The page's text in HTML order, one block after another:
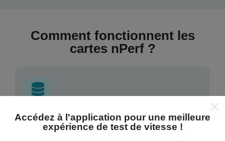
Comment fonctionnent les
cartes nPerf ?
D'où proviennent les données ?
Accédez à l'application pour une meilleure
expérience de test de vitesse !